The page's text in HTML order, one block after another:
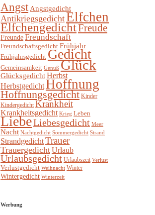
Angst Angstgedicht
AntikriegsgedichtElfchen
ElfchengedichtFreude
FreundeFreundschaft
Freundschaftsgedicht Frühjahr
Frühjahrsgedicht Gedicht
Gemeinsamkeit Genuß Glück
GlücksgedichtHerbst
HerbstgedichtHoffnung
Hoffnungsgedicht Kinder
Kindergedicht Krankheit
Krankheitsgedicht Krieg Leben
LiebeLiebesgedicht Meer
Nacht Nachtgedicht Sommergedicht Strand
StrandgedichtTrauer
TrauergedichtUrlaub
Urlaubsgedicht Urlaubszeit Verlust
Verlustgedicht Weihnacht Winter
Wintergedicht Winterzeit
Werbung